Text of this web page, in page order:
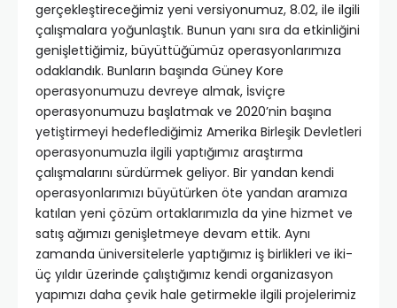
gerçekleştireceğimiz yeni versiyonumuz, 8.02, ile ilgili
çalışmalara yoğunlaştık. Bunun yanı sıra da etkinliğini
genişlettiğimiz, büyüttüğümüz operasyonlarımıza
odaklandık. Bunların başında Güney Kore
operasyonumuzu devreye almak, İsviçre
operasyonumuzu başlatmak ve 2020’nin başına
yetiştirmeyi hedeflediğimiz Amerika Birleşik Devletleri
operasyonumuzla ilgili yaptığımız araştırma
çalışmalarını sürdürmek geliyor. Bir yandan kendi
operasyonlarımızı büyütürken öte yandan aramıza
katılan yeni çözüm ortaklarımızla da yine hizmet ve
satış ağımızı genişletmeye devam ettik. Aynı
zamanda üniversitelerle yaptığımız iş birlikleri ve iki-
üç yıldır üzerinde çalıştığımız kendi organizasyon
yapımızı daha çevik hale getirmekle ilgili projelerimiz